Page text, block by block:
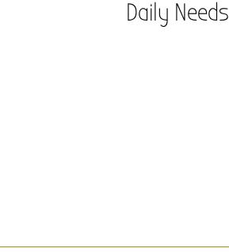
Daily Needs